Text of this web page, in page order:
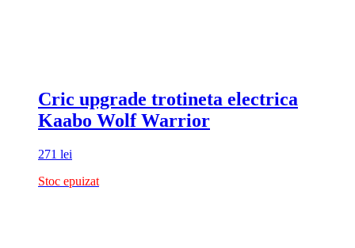
Cric upgrade trotineta electrica
Kaabo Wolf Warrior
271 lei
Stoc epuizat